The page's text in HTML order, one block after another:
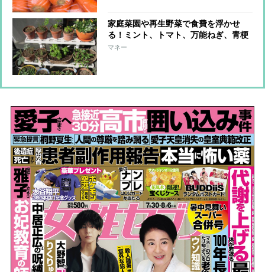
家庭菜園や再生野菜で食費を浮かせ
る！ミント、トマト、万能ねぎ、青梗
菜も
マネー